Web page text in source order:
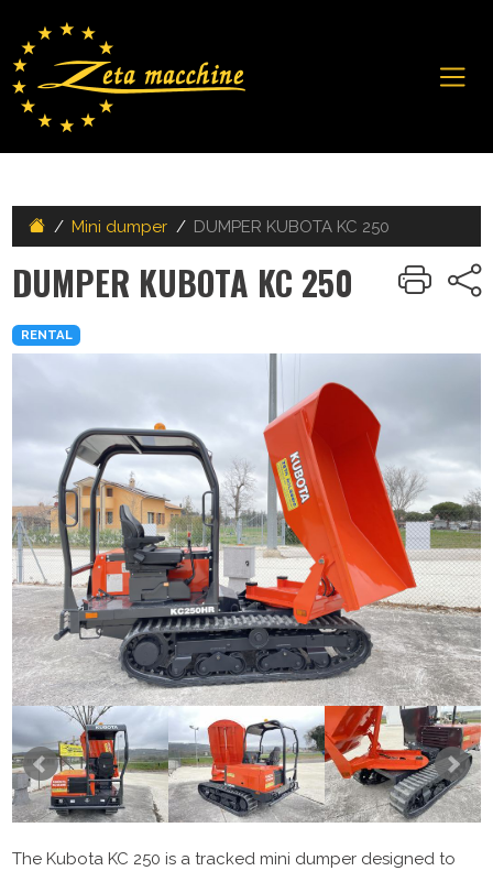
Mini dumper DUMPER KUBOTA KC 250
DUMPER KUBOTA KC 250
RENTAL
The Kubota KC 250 is a tracked mini dumper designed to